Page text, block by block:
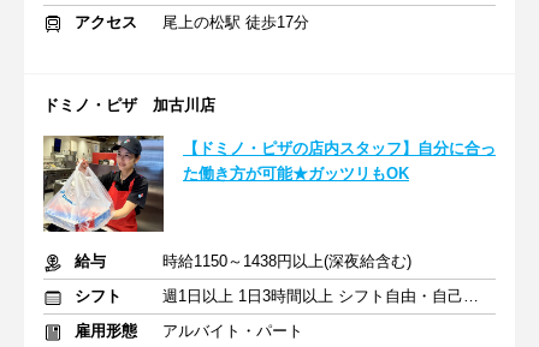
アクセス
尾上の松駅 徒歩17分
ドミノ・ピザ 加古川店
【ドミノ・ピザの店内スタッフ】自分に合っ
た働き方が可能★ガッツリもOK
給与
時給1150～1438円以上(深夜給含む)
シフト
週1日以上 1日3時間以上 シフト自由・自己申告
雇用形態
アルバイト・パート